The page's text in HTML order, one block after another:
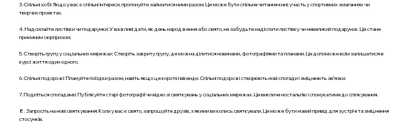
3. Спільні хобі: Якщо у вас є спільні інтереси, пропонуйте займатися ними разом. Це може бути спільне читання книг, участь у спортивних змаганнях чи
творчих проектах.
4. Надсилайте листівки чи подарунки: У важливі дати, як день народження або свято, не забудьте надіслати листівку чи невеликий подарунок. Це стане
приємним сюрпризом.
5. Створіть групу у соціальних мережах: Створіть закриту групу, де можна ділитися новинами, фотографіями та планами. Це допоможе всім залишатися в
курсі життя один одного.
6. Спільні подорожі: Плануйте поїздки разом, навіть якщо це короткі вікенди. Спільні подорожі створюють нові спогади і зміцнюють зв’язки.
7. Поділіться спогадами: Публікуйте старі фотографії чи відео зі святкувань у соціальних мережах. Це викличе ностальгію і спонукатиме до спілкування.
8. Запросіть на нові святкування: Коли у вас є свято, запрошуйте друзів, з якими ви колись святкували. Це може бути новий привід для зустрічі та зміцнення
стосунків.